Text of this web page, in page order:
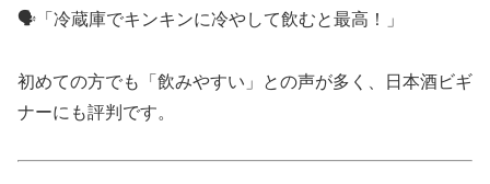
🗣「冷蔵庫でキンキンに冷やして飲むと最高！」
初めての方でも「飲みやすい」との声が多く、日本酒ビギ
ナーにも評判です。